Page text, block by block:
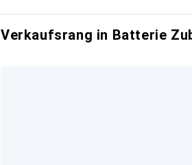
Verkaufsrang in Batterie